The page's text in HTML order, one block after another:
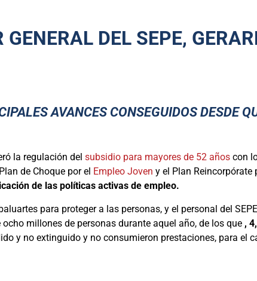
DEL SEPE,
AVANCES CONSEGUIDOS DESDE
la regulación del subsidio para mayores de 52 años con
de Choque por el Empleo Joven y el Plan Reincorpórate
de las políticas activas de empleo.
para proteger a las personas, y el personal del
millones de personas durante aquel año, de los que ,
y no extinguido y no consumieron prestaciones, para el